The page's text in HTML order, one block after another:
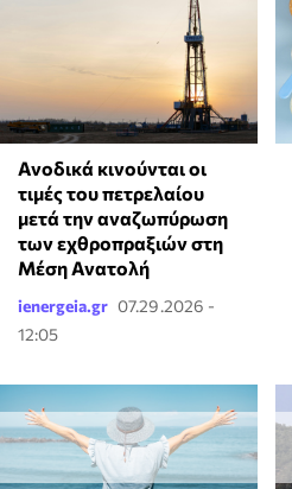
Ανοδικά κινούνται οι
τιμές του πετρελαίου
μετά την αναζωπύρωση
των εχθροπραξιών στη
Μέση Ανατολή
ienergeia.gr 07.29.2026 -
12:05